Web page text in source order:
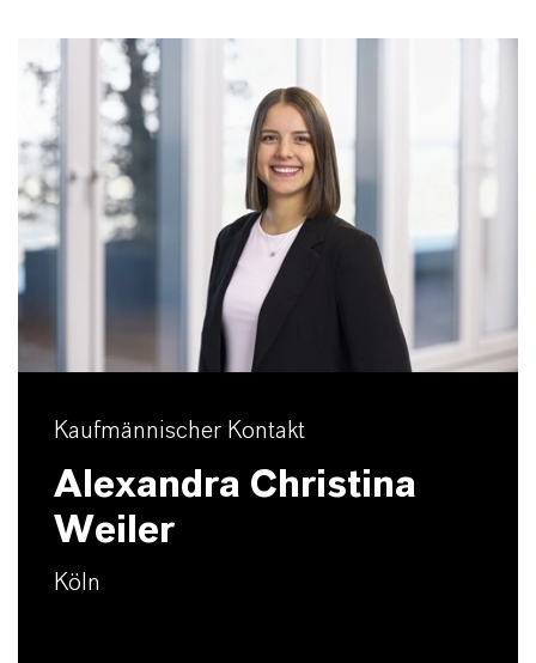
Kaufmännischer Kontakt
Alexandra Christina
Weiler
Köln